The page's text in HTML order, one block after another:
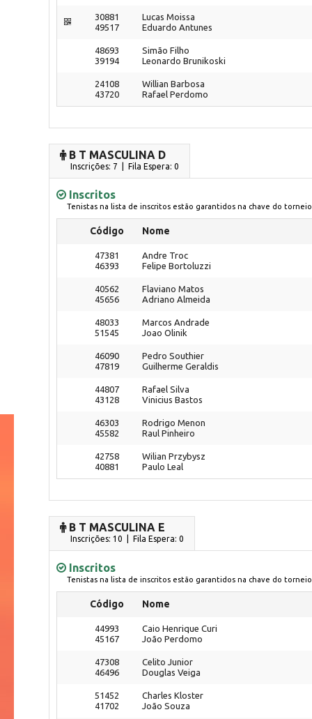
30881
49517
Lucas Moissa
Eduardo Antunes
48693
39194
Simão Filho
Leonardo Brunikoski
24108
43720
Willian Barbosa
Rafael Perdomo
B T MASCULINA D
Inscrições: 7 | Fila Espera: 0
Inscritos
Tenistas na lista de inscritos estão garantidos na chave do torneio
Código Nome
47381
46393
Andre Troc
Felipe Bortoluzzi
40562
45656
Flaviano Matos
Adriano Almeida
48033
51545
Marcos Andrade
Joao Olinik
46090
47819
Pedro Southier
Guilherme Geraldis
44807
43128
Rafael Silva
Vinicius Bastos
46303
45582
Rodrigo Menon
Raul Pinheiro
42758
40881
Wilian Przybysz
Paulo Leal
B T MASCULINA E
Inscrições: 10 | Fila Espera: 0
Inscritos
Tenistas na lista de inscritos estão garantidos na chave do torneio
Código Nome
44993
45167
Caio Henrique Curi
João Perdomo
47308
46496
Celito Junior
Douglas Veiga
51452
41702
Charles Kloster
João Souza